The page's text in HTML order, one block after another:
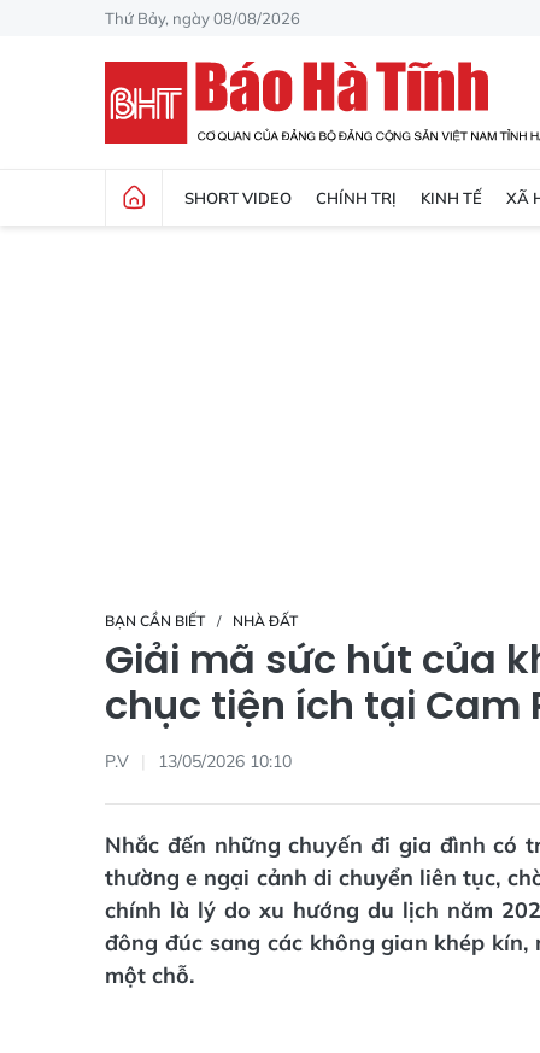
Thứ Bảy, ngày 08/08/2026
SHORT VIDEO CHÍNH TRỊ KINH TẾ XÃ
BẠN CẦN BIẾT NHÀ ĐẤT
Giải mã sức hút của
chục tiện ích tại Cam
P.V 13/05/2026 10:10
Nhắc đến những chuyến đi gia đình có
thường e ngại cảnh di chuyển liên tục,
chính là lý do xu hướng du lịch năm
đông đúc sang các không gian khép
một chỗ.